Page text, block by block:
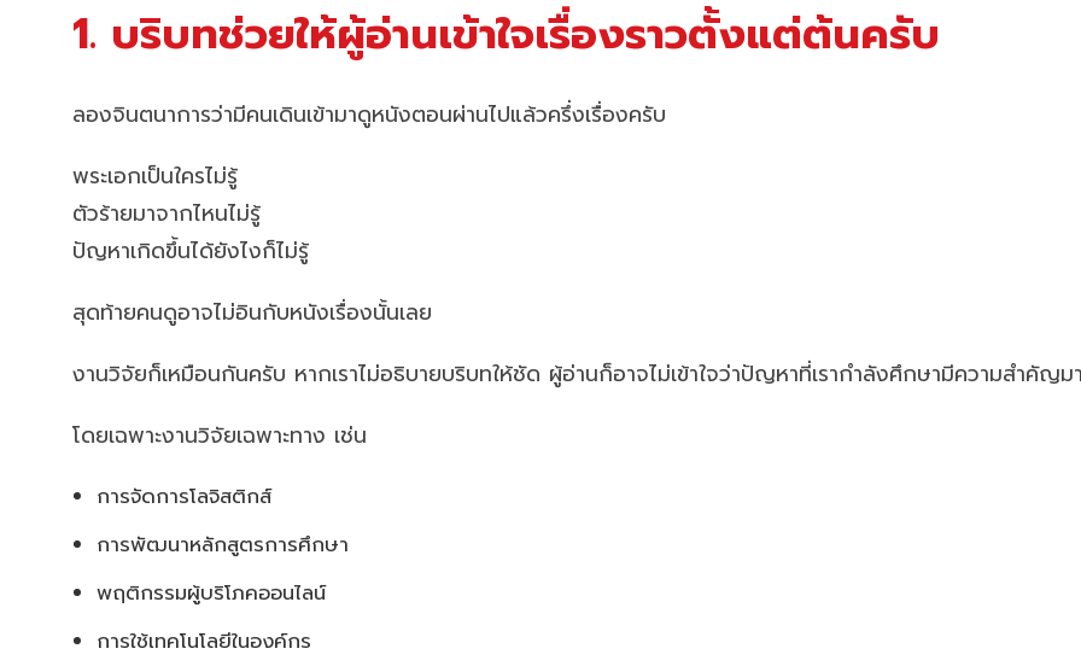
1. บริบทช่วยให้ผู้อ่านเข้าใจเรื่องราวตั้งแต่ต้นครับ
ลองจินตนาการว่ามีคนเดินเข้ามาดูหนังตอนผ่านไปแล้วครึ่งเรื่องครับ
พระเอกเป็นใครไม่รู้
ตัวร้ายมาจากไหนไม่รู้
ปัญหาเกิดขึ้นได้ยังไงก็ไม่รู้
สุดท้ายคนดูอาจไม่อินกับหนังเรื่องนั้นเลย
งานวิจัยก็เหมือนกันครับ หากเราไม่อธิบายบริบทให้ชัด ผู้อ่านก็อาจไม่เข้าใจว่าปัญหาที่เรากำลังศึกษามีความสำคัญม
โดยเฉพาะงานวิจัยเฉพาะทาง เช่น
การจัดการโลจิสติกส์
การพัฒนาหลักสูตรการศึกษา
พฤติกรรมผู้บริโภคออนไลน์
การใช้เทคโนโลยีในองค์กร